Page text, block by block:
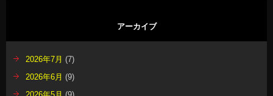
アーカイブ
2026年7月 (7)
2026年6月 (9)